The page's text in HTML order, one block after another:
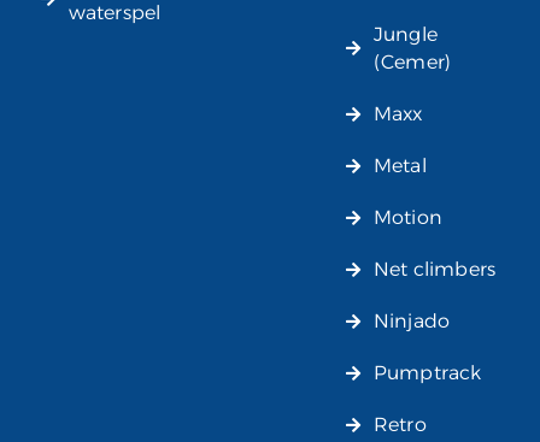
waterspel
Jungle
(Cemer)
Maxx
Metal
Motion
Net climbers
Ninjado
Pumptrack
Retro